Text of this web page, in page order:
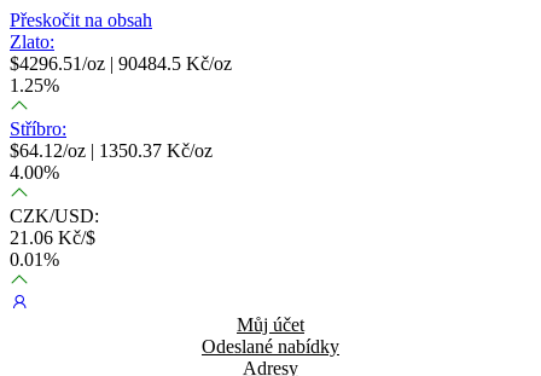
Přeskočit na obsah
Zlato:
$4296.51/oz | 90484.5 Kč/oz
1.25%
Stříbro:
$64.12/oz | 1350.37 Kč/oz
4.00%
CZK/USD:
21.06 Kč/$
0.01%
Můj účet
Odeslané nabídky
Adresy